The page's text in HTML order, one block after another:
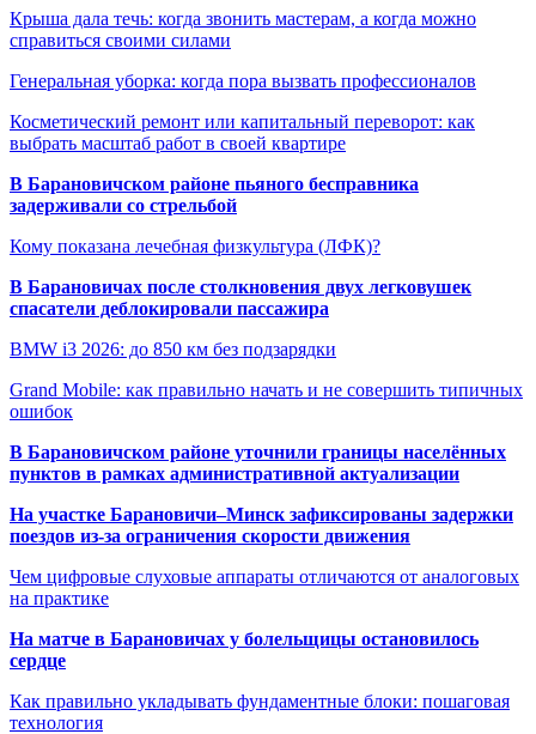
Крыша дала течь: когда звонить мастерам, а когда можно
справиться своими силами
Генеральная уборка: когда пора вызвать профессионалов
Косметический ремонт или капитальный переворот: как
выбрать масштаб работ в своей квартире
В Барановичском районе пьяного бесправника
задерживали со стрельбой
Кому показана лечебная физкультура (ЛФК)?
В Барановичах после столкновения двух легковушек
спасатели деблокировали пассажира
BMW i3 2026: до 850 км без подзарядки
Grand Mobile: как правильно начать и не совершить типичных
ошибок
В Барановичском районе уточнили границы населённых
пунктов в рамках административной актуализации
На участке Барановичи–Минск зафиксированы задержки
поездов из-за ограничения скорости движения
Чем цифровые слуховые аппараты отличаются от аналоговых
на практике
На матче в Барановичах у болельщицы остановилось
сердце
Как правильно укладывать фундаментные блоки: пошаговая
технология